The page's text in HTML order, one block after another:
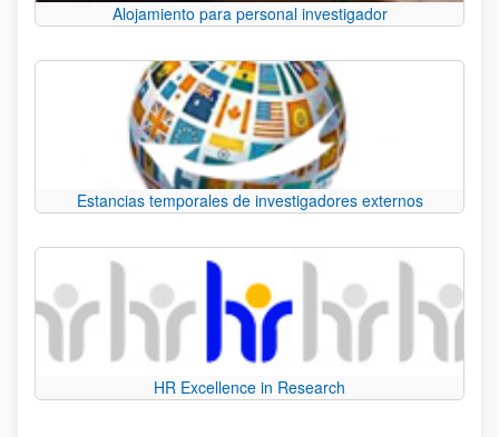
Alojamiento para personal investigador
Estancias temporales de investigadores externos
HR Excellence in Research